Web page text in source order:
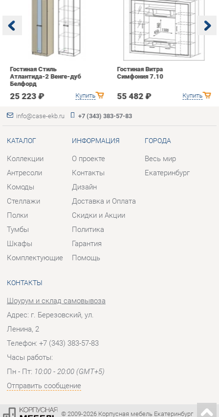
Атлантида-2 Венге-дуб
25 223 ₽ Купить
Гостиная Витра
Симфония 7.10
55 482 ₽
info@case-ekb.ru +7 (343) 383-57-83
КАТАЛОГ
Комоды
Полки
Тумбы
Шкафы
Комплектующие
ИНФОРМАЦИЯ
О проекте
Дизайн
Скидки и Акции
Политика
Гарантия
Помощь
ГОРОДА
Шоурум и склад самовывоза
Адрес: г. Березовский, ул.
Ленина, 2
Часы работы: